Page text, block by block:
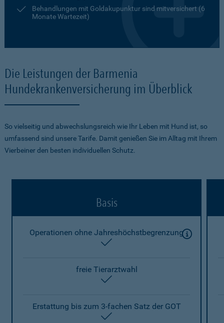
Behandlungen mit Goldakupunktur sind mitversichert (6
Monate Wartezeit)
Die Leistungen der Barmenia
Hundekrankenversicherung im Überblick
So vielseitig und abwechslungsreich wie Ihr Leben mit Hund ist, so
umfassend sind unsere Tarife. Damit genießen Sie im Alltag mit Ihrem
Vierbeiner den besten individuellen Schutz.
Basis
Operationen ohne Jahreshöchstbegrenzung
freie Tierarztwahl
Erstattung bis zum 3-fachen Satz der GOT